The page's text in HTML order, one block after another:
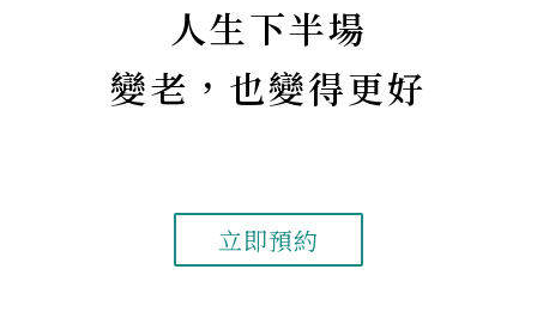
人生下半場
變老，也變得更好
立即預約